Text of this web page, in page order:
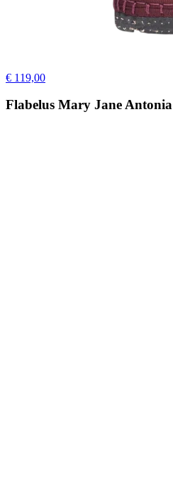
€ 119,00
Flabelus Mary Jane Antonia